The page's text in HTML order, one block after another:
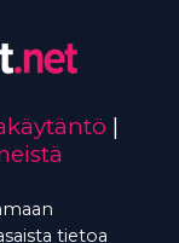
|
tietoa